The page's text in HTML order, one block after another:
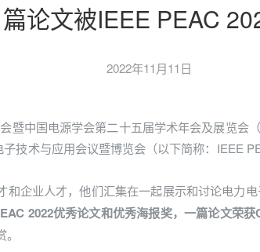
论文被IEEE PEAC
2022年11月11日
暨中国电源学会第二十五届学术年会及展览会
技术与应用会议暨博览会（以下简称：IEEE
企业人才，他们汇集在一起展示和讨论电力电
2022优秀论文和优秀海报奖，一篇论文荣